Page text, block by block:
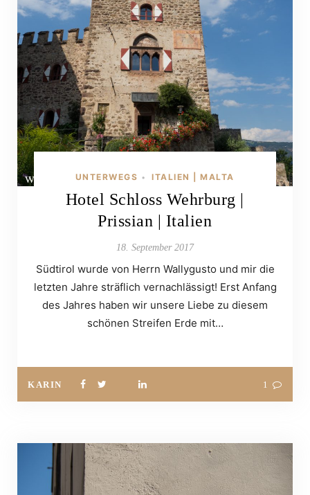
UNTERWEGS • ITALIEN | MALTA
Hotel Schloss Wehrburg |
Prissian | Italien
18. September 2017
Südtirol wurde von Herrn Wallygusto und mir die
letzten Jahre sträflich vernachlässigt! Erst Anfang
des Jahres haben wir unsere Liebe zu diesem
schönen Streifen Erde mit…
KARIN 1